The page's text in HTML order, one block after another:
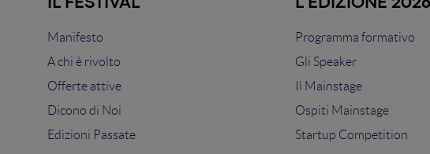
IL FESTIVAL
Manifesto
A chi è rivolto
Offerte attive
Dicono di Noi
Edizioni Passate
L'EDIZIONE 2026
Programma formativo
Gli Speaker
Il Mainstage
Ospiti Mainstage
Startup Competition